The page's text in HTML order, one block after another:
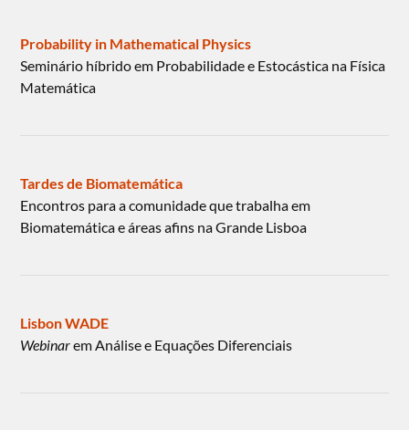
Probability in Mathematical Physics
Seminário híbrido em Probabilidade e Estocástica na Física
Matemática
Tardes de Biomatemática
Encontros para a comunidade que trabalha em
Biomatemática e áreas afins na Grande Lisboa
Lisbon WADE
Webinarem Análise e Equações Diferenciais